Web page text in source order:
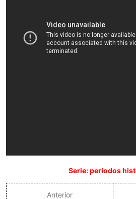
Serie: períodos
Anterior